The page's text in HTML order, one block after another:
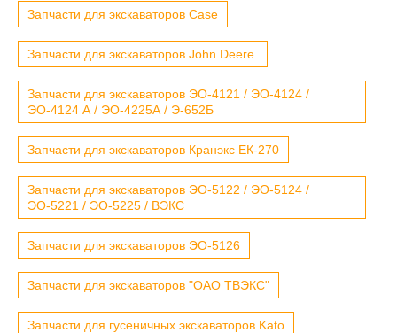
Запчасти для экскаваторов Case
Запчасти для экскаваторов John Deere.
Запчасти для экскаваторов ЭО-4121 / ЭО-4124 /
ЭО-4124 А / ЭО-4225А / Э-652Б
Запчасти для экскаваторов Кранэкс ЕК-270
Запчасти для экскаваторов ЭО-5122 / ЭО-5124 /
ЭО-5221 / ЭО-5225 / ВЭКС
Запчасти для экскаваторов ЭО-5126
Запчасти для экскаваторов "ОАО ТВЭКС"
Запчасти для гусеничных экскаваторов Kato